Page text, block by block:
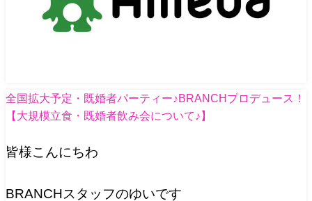
全国拡大予定・既婚者パーティー♪BRANCHプロデュース！
【大規模立食・既婚者飲み会について♪】
皆様こんにちわ
BRANCHスタッフのゆいです